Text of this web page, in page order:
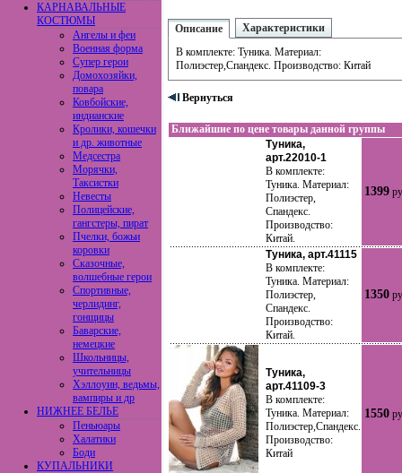
КАРНАВАЛЬНЫЕ
КОСТЮМЫ
Ангелы и феи
Военная форма
Супер герои
Домохозяйки,
повара
Ковбойские,
индианские
Кролики, кошечки
и др. животные
Медсестра
Морячки,
Таксистки
Невесты
Полицейские,
гангстеры, пират
Пчелки, божьи
коровки
Сказочные,
волшебные герои
Спортивные,
черлидинг,
гонщицы
Баварские,
немецкие
Школьницы,
учительницы
Хэллоуин, ведьмы,
вампиры и др
НИЖНЕЕ БЕЛЬЕ
Пеньюары
Халатики
Боди
КУПАЛЬНИКИ
Описание
Характеристики
В комплекте: Туника. Материал:
Полиэстер,Спандекс. Производство: Китай
Вернуться
Ближайшие по цене товары данной группы
Туника,
арт.22010-1
В комплекте:
Туника. Материал:
Полиэстер,
Спандекс.
Производство:
Китай.
1399
Туника, арт.41115
В комплекте:
Туника. Материал:
Полиэстер,
Спандекс.
Производство:
Китай.
1350
Туника,
арт.41109-3
В комплекте:
Туника. Материал:
Полиэстер,Спандекс.
Производство:
Китай
1550